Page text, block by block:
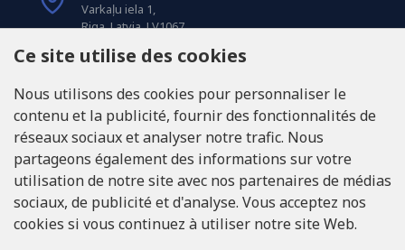
Varkaļu iela 1,
Riga, Latvia, LV1067
Tel: +371 20371100
INFO@LUKONS.COM
COORDONNÉES DE L'ENTREPRISE
RITONE Sarl
Ce site utilise des cookies
Nous utilisons des cookies pour personnaliser le
contenu et la publicité, fournir des fonctionnalités de
réseaux sociaux et analyser notre trafic. Nous
partageons également des informations sur votre
utilisation de notre site avec nos partenaires de médias
sociaux, de publicité et d'analyse. Vous acceptez nos
cookies si vous continuez à utiliser notre site Web.